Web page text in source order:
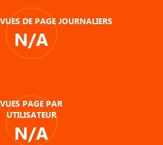
DE PAGE JOURNALIERS
N/A
VUES PAGE PAR
UTILISATEUR
N/A